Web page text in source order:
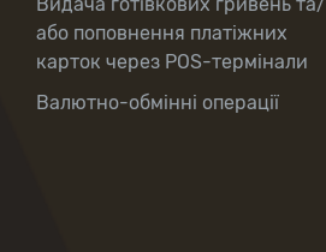
або поповнення платіжних
карток через POS-термінали
Валютно-обмінні операції